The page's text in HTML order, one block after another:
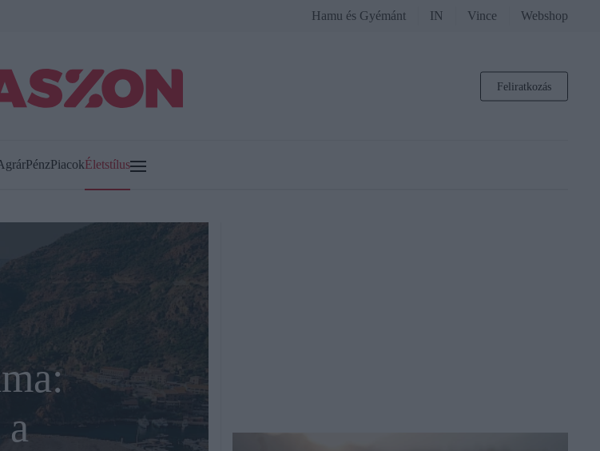
Hamu és Gyémánt IN Vince Webshop
Feliratkozás
PénzPiacokÉletstílus